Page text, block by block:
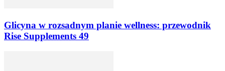
Glicyna w rozsadnym planie wellness: przewodnik
Rise Supplements 49